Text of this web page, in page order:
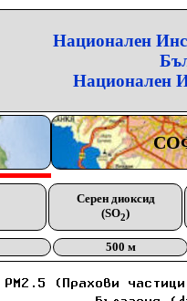
Национален
Национален
Серен диоксид
(SO2)
500 м